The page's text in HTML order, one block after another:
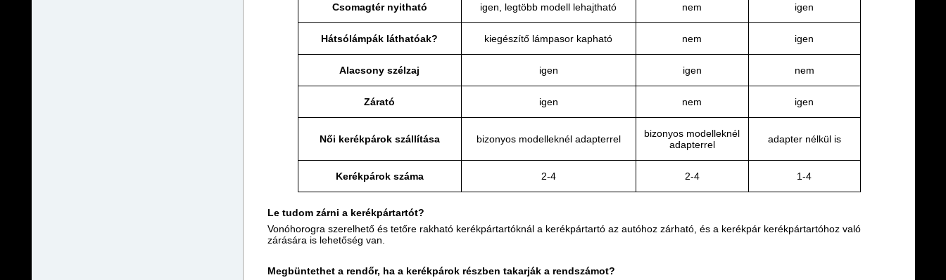
Csomagtér nyitható igen, legtöbb modell lehajtható nem igen
Hátsólámpák láthatóak? kiegészítő lámpasor kapható nem igen
Alacsony szélzaj igen igen nem
Zárató igen nem igen
Női kerékpárok szállítása bizonyos modelleknél adapterrel
bizonyos modelleknél
adapterrel
adapter nélkül is
Kerékpárok száma 2-4 2-4 1-4
Le tudom zárni a kerékpártartót?
Vonóhorogra szerelhető és tetőre rakható kerékpártartóknál a kerékpártartó az autóhoz zárható, és a kerékpár kerékpártartóhoz való
zárására is lehetőség van.
Megbüntethet a rendőr, ha a kerékpárok részben takarják a rendszámot?